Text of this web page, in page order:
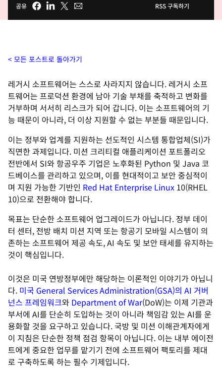
공유 RSS 구독하기
모든 포스트로 돌아가기
레거시 소프트웨어는 스스로 사라지지 않습니다. 레거시 소프
트웨어는 프로덕션 환경에 남아 기술 부채를 축적하고 변화를
거부하며 서서히 리스크가 되어 갑니다. 이는 소프트웨어의 기
능 때문이 아니라, 더 이상 지원할 수 없는 부분들 때문입니다.
이는 정부와 업계를 지원하는 선도적인 시스템 통합업체(SI)가
직면한 과제입니다. 미션 크리티컬 애플리케이션 포트폴리오
전반에서 SI와 항공우주 기업은 노후화된 Python 및 Java 코
드베이스를 관리하고 있으며, 이를 현대적이고 보안 중심적이
며 지원 가능한 기반인 Red Hat Enterprise Linux 10(RHEL
10)으로 전환해야 합니다.
목표는 단순한 소프트웨어 업그레이드가 아닙니다. 정부 데이
터 센터, 전방 배치 미션 지역 또는 항공기 모바일 시스템이 의
존하는 소프트웨어 제공 속도, AI 속도 및 보안 태세를 유지하는
것이 핵심입니다.
이것은 미국 연방정부에만 해당하는 이론적인 이야기가 아닙니
다. 미국 General Services Administration(GSA)의 AI 거버
넌스 프레임워크와 Department of War(DoW)는 이제 기관과
부서에 AI를 단순히 도입하는 것이 아니라 책임감 있는 AI를 운
용화할 것을 요구하고 있습니다. 국방 및 미션 이해관계자에게
이 지침은 단순한 정책 점검 항목이 아닙니다. 이는 내부 에이전
트에게 중요한 업무를 맡기기 전에 소프트웨어 팩토리를 제대
로 구축하도록 하는 필수 기제입니다.